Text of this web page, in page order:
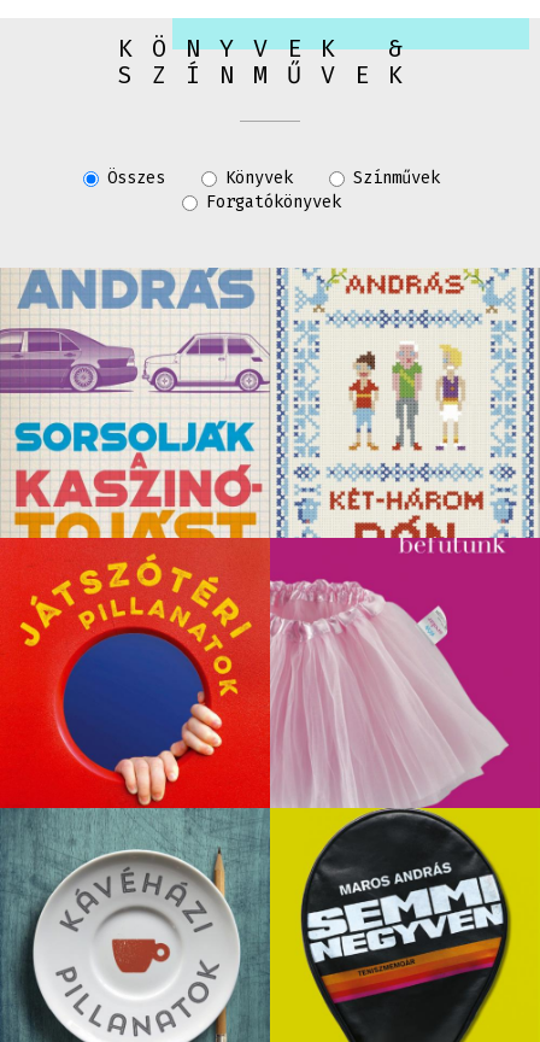
KÖNYVEK &
SZÍNMŰVEK
Összes Könyvek
Színművek
Forgatókönyvek